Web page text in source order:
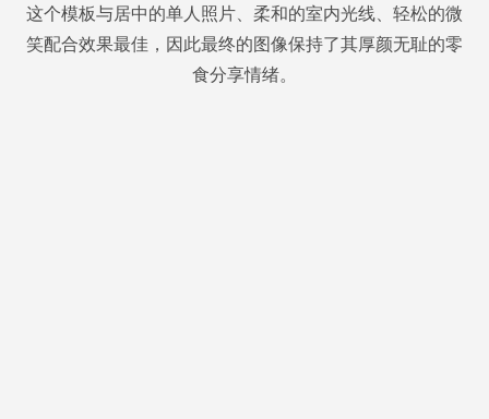
这个模板与居中的单人照片、柔和的室内光线、轻松的微
笑配合效果最佳，因此最终的图像保持了其厚颜无耻的零
食分享情绪。